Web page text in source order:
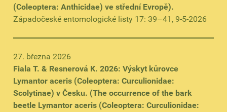
(Coleoptera: Anthicidae) ve střední Evropě).
Západočeské entomologické listy 17: 39–41, 9-5-2026
27. března 2026
Fiala T. & Resnerová K. 2026: Výskyt kůrovce
Lymantor aceris (Coleoptera: Curculionidae:
Scolytinae) v Česku. (The occurrence of the bark
beetle Lymantor aceris (Coleoptera: Curculionidae: